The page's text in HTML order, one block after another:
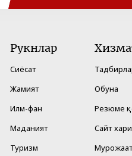
Рукнлар
Сиёсат
Жамият
Илм-фан
Маданият
Туризм
Обуна
Резюме
Сайт